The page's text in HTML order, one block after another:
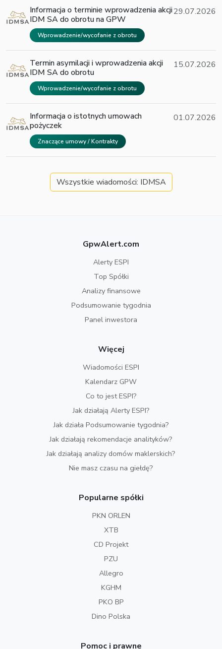
Informacja o terminie wprowadzenia akcji
IDM SA do obrotu na GPW
Wprowadzenie/wycofanie z obrotu
29.07.2026
Termin asymilacji i wprowadzenia akcji
IDM SA do obrotu
Wprowadzenie/wycofanie z obrotu
15.07.2026
Informacja o istotnych umowach
pożyczek
Znaczące umowy / Kontrakty
01.07.2026
Wszystkie wiadomości: IDMSA
GpwAlert.com
Alerty ESPI
Top Spółki
Analizy finansowe
Podsumowanie tygodnia
Panel inwestora
Więcej
Wiadomości ESPI
Kalendarz GPW
Co to jest ESPI?
Jak działają Alerty ESPI?
Jak działa Podsumowanie tygodnia?
Jak działają rekomendacje analityków?
Jak działają analizy domów maklerskich?
Nie masz czasu na giełdę?
Popularne spółki
PKN ORLEN
XTB
CD Projekt
PZU
Allegro
KGHM
PKO BP
Dino Polska
Pomoc i prawne